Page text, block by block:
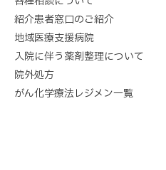
紹介患者窓口のご紹介
地域医療支援病院
入院に伴う薬剤整理について
院外処方
がん化学療法レジメン一覧